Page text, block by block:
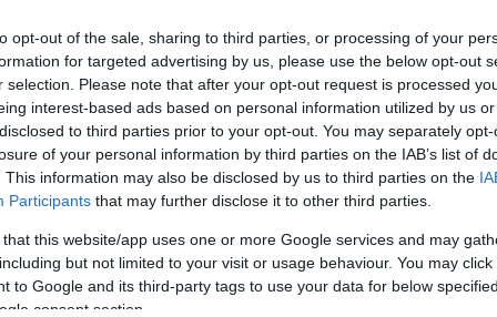
opt-out of the sale, sharing to third parties, or processing of your
for targeted advertising by us, please use the below opt-out
selection. Please note that after your opt-out request is processed
interest-based ads based on personal information utilized by us
to third parties prior to your opt-out. You may separately
of your personal information by third parties on the IAB’s list of
This information may also be disclosed by us to third parties on the
Participants that may further disclose it to other third parties.
that this website/app uses one or more Google services and may
but not limited to your visit or usage behaviour. You may
to Google and its third-party tags to use your data for below
consent section.
érdekesség
világáról
Fesztiválnak
májusban Erlend Loe
is találkozhatunk.
EGYÉB
Jon Fosse a
„Kicsit
igazából nem”
Az irodalmi Nobe-díjat
elmondása szerint egy
„visszafogottan készült” a